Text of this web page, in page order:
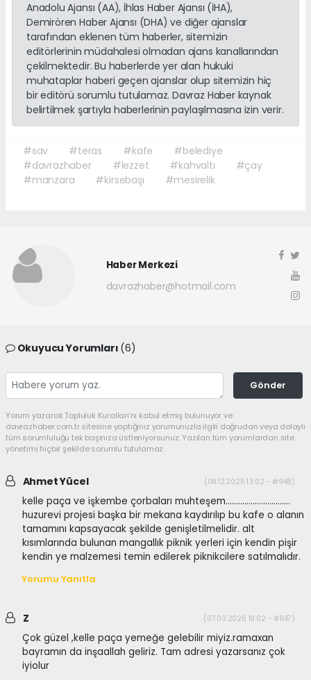
Anadolu Ajansı (AA), İhlas Haber Ajansı (İHA),
Demirören Haber Ajansı (DHA) ve diğer ajanslar
tarafından eklenen tüm haberler, sitemizin
editörlerinin müdahalesi olmadan ajans kanallarından
çekilmektedir. Bu haberlerde yer alan hukuki
muhataplar haberi geçen ajanslar olup sitemizin hiç
bir editörü sorumlu tutulamaz. Davraz Haber kaynak
belirtilmek şartıyla haberlerinin paylaşılmasına izin verir.
#sav #teras #kafe
#belediye
#davrazhaber
#lezzet #kahvaltı
#çay
#manzara
#kirsebaşı #mesirelik
Haber Merkezi
davrazhaber@hotmail.com
Okuyucu Yorumları (6)
Gönder
Yorum yazarak Topluluk Kuralları’nı kabul etmiş bulunuyor ve
davrazhaber.com.tr sitesine yaptığınız yorumunuzla ilgili doğrudan veya dolaylı
tüm sorumluluğu tek başınıza üstleniyorsunuz. Yazılan tüm yorumlardan site
yönetimi hiçbir şekilde sorumlu tutulamaz.
Ahmet Yücel (08.12.2025 13:02 - #948)
kelle paça ve işkembe çorbaları muhteşem...............................
huzurevi projesi başka bir mekana kaydırılıp bu kafe o alanın
tamamını kapsayacak şekilde genişletilmelidir. alt
kısımlarında bulunan mangallık piknik yerleri için kendin pişir
kendin ye malzemesi temin edilerek piknikcilere satılmalıdır.
Yorumu Yanıtla
Z (07.03.2026 18:02 - #1147)
Çok güzel ,kelle paça yemeğe gelebilir miyiz.ramaxan
bayramın da inşaallah geliriz. Tam adresi yazarsanız çok
iyiolur